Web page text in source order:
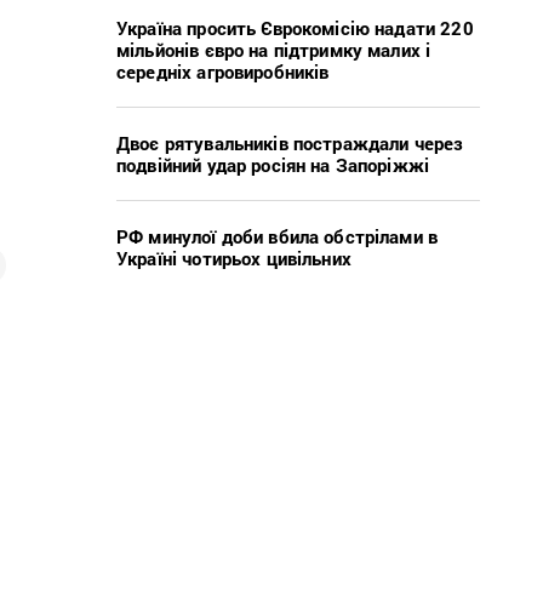
Україна просить Єврокомісію надати 220
мільйонів євро на підтримку малих і
середніх агровиробників
Двоє рятувальників постраждали через
подвійний удар росіян на Запоріжжі
РФ минулої доби вбила обстрілами в
Україні чотирьох цивільних